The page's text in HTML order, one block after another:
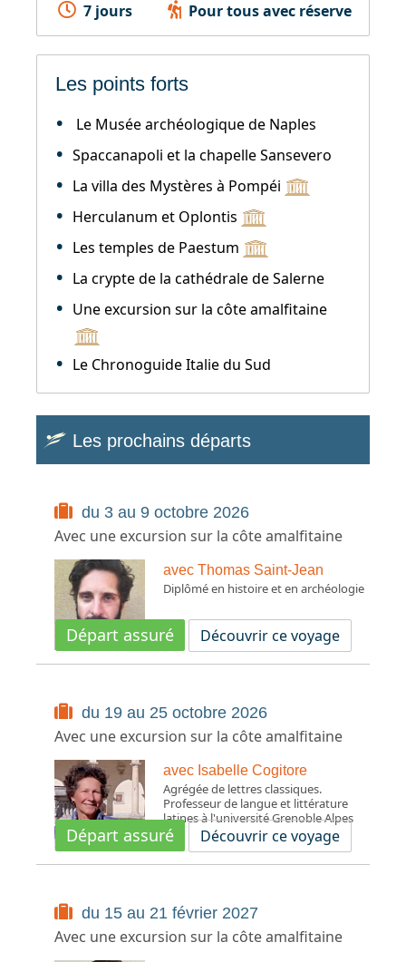
7 jours Pour tous avec réserve
Les points forts
Le Musée archéologique de Naples
Spaccanapoli et la chapelle Sansevero
La villa des Mystères à Pompéi
Herculanum et Oplontis
Les temples de Paestum
La crypte de la cathédrale de Salerne
Une excursion sur la côte amalfitaine
Le Chronoguide Italie du Sud
Les prochains départs
du 3 au 9 octobre 2026
Avec une excursion sur la côte amalfitaine
avec Thomas Saint-Jean
Diplômé en histoire et en archéologie
Départ assuré Découvrir ce voyage
du 19 au 25 octobre 2026
Avec une excursion sur la côte amalfitaine
avec Isabelle Cogitore
Agrégée de lettres classiques.
Professeur de langue et littérature
latines à l'université Grenoble Alpes
Départ assuré Découvrir ce voyage
du 15 au 21 février 2027
Avec une excursion sur la côte amalfitaine